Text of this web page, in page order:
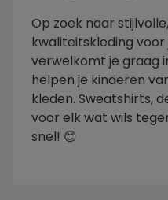
Op zoek naar
kwaliteitskleding
verwelkomt je graag
helpen je kinderen
kleden. Sweatshirts,
voor elk wat wils
snel! 😊